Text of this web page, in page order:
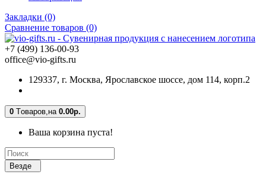
Закладки (0)
Сравнение товаров (0)
+7 (499) 136-00-93
office@vio-gifts.ru
129337, г. Москва, Ярославское шоссе, дом 114, корп.2
0 Tоваров,на 0.00р.
Ваша корзина пуста!
Везде